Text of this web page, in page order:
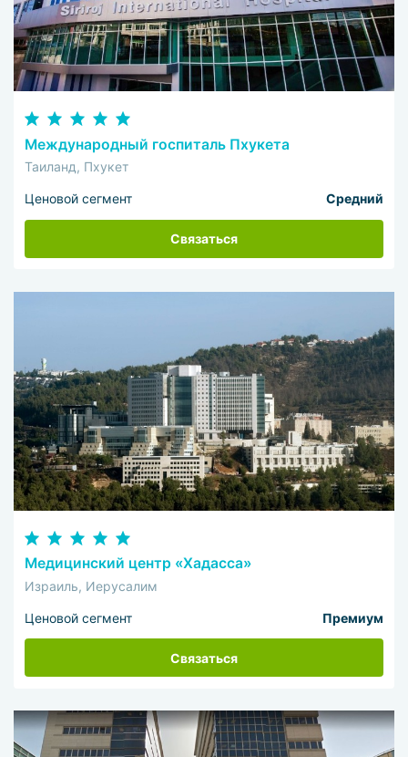
Международный госпиталь Пхукета
Таиланд, Пхукет
Ценовой сегмент Средний
Связаться
Медицинский центр «Хадасса»
Израиль, Иерусалим
Ценовой сегмент Премиум
Связаться